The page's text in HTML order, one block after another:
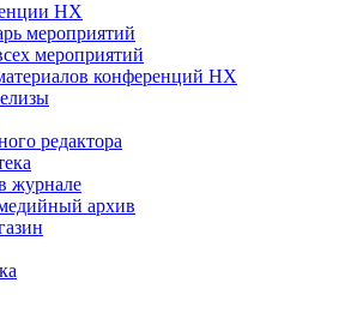
НХ
мероприятий
мероприятий
конференций НХ
редактора
журнале
архив